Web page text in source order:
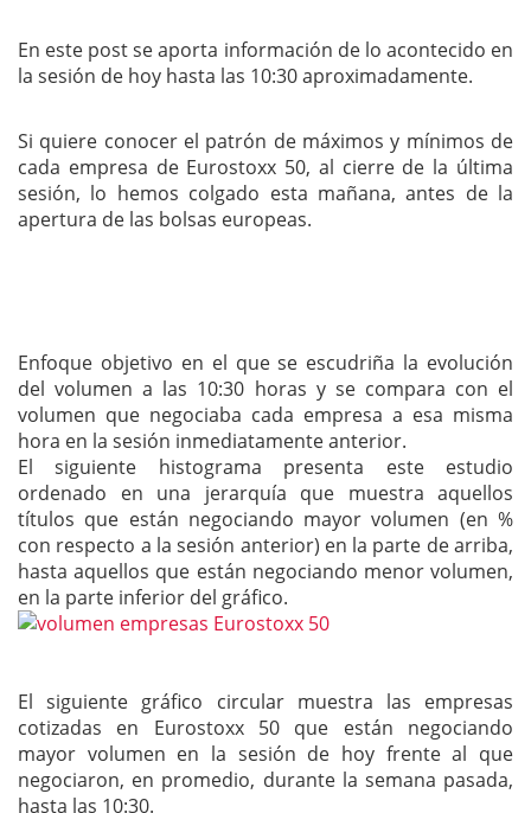
En este post se aporta información de lo acontecido en
la sesión de hoy hasta las 10:30 aproximadamente.
Si quiere conocer el patrón de máximos y mínimos de
cada empresa de Eurostoxx 50, al cierre de la última
sesión, lo hemos colgado esta mañana, antes de la
apertura de las bolsas europeas.
Enfoque objetivo en el que se escudriña la evolución
del volumen a las 10:30 horas y se compara con el
volumen que negociaba cada empresa a esa misma
hora en la sesión inmediatamente anterior.
El siguiente histograma presenta este estudio
ordenado en una jerarquía que muestra aquellos
títulos que están negociando mayor volumen (en %
con respecto a la sesión anterior) en la parte de arriba,
hasta aquellos que están negociando menor volumen,
en la parte inferior del gráfico.
El siguiente gráfico circular muestra las empresas
cotizadas en Eurostoxx 50 que están negociando
mayor volumen en la sesión de hoy frente al que
negociaron, en promedio, durante la semana pasada,
hasta las 10:30.